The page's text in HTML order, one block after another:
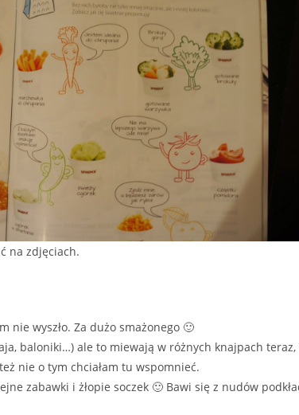
na zdjęciach.
nie wyszło. Za dużo smażonego 🙂
baloniki…) ale to miewają w różnych knajpach
nie o tym chciałam tu wspomnieć.
zabawki i żłopie soczek 🙂 Bawi się z nudów